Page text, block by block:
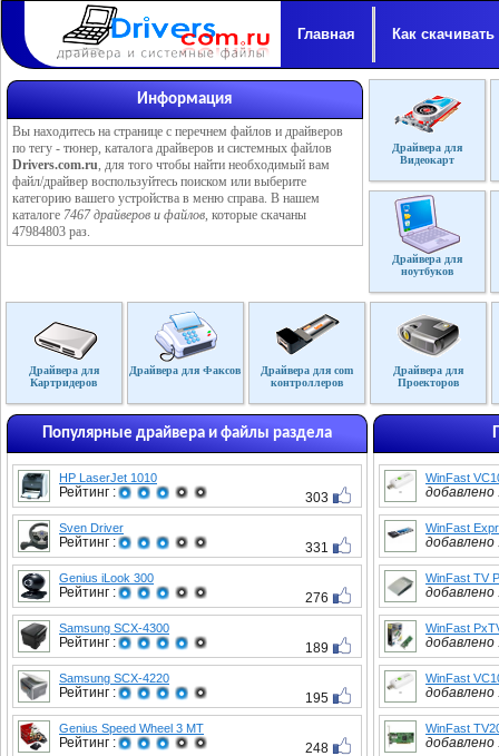
Главная Как скачивать
Информация
Вы находитесь на странице с перечнем файлов и драйверов
по тегу - тюнер, каталога драйверов и системных файлов
Drivers.com.ru, для того чтобы найти необходимый вам
файл/драйвер воспользуйтесь поиском или выберите
категорию вашего устройства в меню справа. В нашем
каталоге 7467 драйверов и файлов, которые скачаны
47984803 раз.
Драйвера для
Видеокарт
Драйвера для
ноутбуков
Драйвера для
Картридеров
Драйвера для Факсов
Драйвера для com
контроллеров
Драйвера для
Проекторов
Популярные драйвера и файлы раздела
HP LaserJet 1010
Рейтинг : 303
Sven Driver
Рейтинг : 331
Genius iLook 300
Рейтинг : 276
Samsung SCX-4300
Рейтинг : 189
Samsung SCX-4220
Рейтинг : 195
Genius Speed Wheel 3 MT
Рейтинг : 248
WinFast
добавлено
WinFast
добавлено
WinFast TV
добавлено
WinFast
добавлено
WinFast
добавлено
WinFast
добавлено